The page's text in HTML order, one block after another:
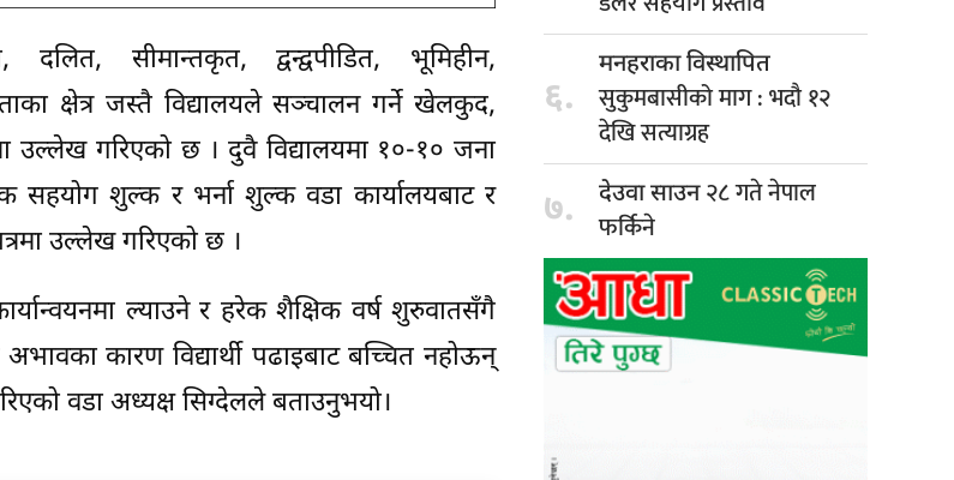
दलित, सीमान्तकृत, द्वन्द्वपीडित, भूमिहीन,
क्षेत्र जस्तै विद्यालयले सञ्चालन गर्ने खेलकुद,
उल्लेख गरिएको छ । दुवै विद्यालयमा १०-१० जना
सहयोग शुल्क र भर्ना शुल्क वडा कार्यालयबाट र
उल्लेख गरिएको छ ।
ल्याउने र हरेक शैक्षिक वर्ष शुरुवातसँगै
कारण विद्यार्थी पढाइबाट बच्चित नहोऊन्
वडा अध्यक्ष सिग्देलले बताउनुभयो।
६.
मनहराका विस्थापित
सुकुमबासीको माग : भदौ १२
देखि सत्याग्रह
७. देउवा साउन२८ गते नेपाल
फर्किने